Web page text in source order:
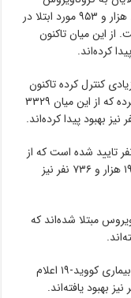
جدید در آن بالا بوده است. این کشور با ثبت ۸۹ هزار و ۹۵۳ مورد ابتلا در
از این میان تاکنون
کنترل کرده تاکنون
۸۱ هزار و ۶۶۹ مورد ابتلا به کووید-۱۹ را گزارش کرده که از این میان ۳۳۲۹
در ایران تاکنون ابتلای ۵۵ هزار و ۷۴۳ نفر تایید شده است که از
این میان ۳۴۵۲ نفر جان خود را از دست داده و ۱۹ هزار و ۷۳۶ نفر نیز
تاکنون به این ویروس مبتلا شده‌اند که
ترکیه هم تاکنون ابتلای ۲۳ هزار و ۹۳۴ نفر را به بیماری کووید-۱۹ اعلام